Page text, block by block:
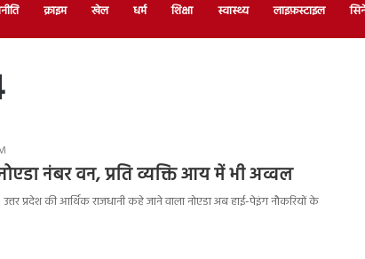
क्राइम खेल धर्म शिक्षा स्वास्थ्य लाइफ़स्टाइल
नंबर वन, प्रति व्यक्ति आय में भी अव्वल
प्रदेश की आर्थिक राजधानी कहे जाने वाला नोएडा अब हाई-पेइंग नौकरियों के